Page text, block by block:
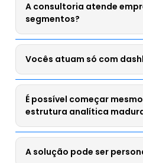
A consultoria atende
segmentos?
A Dataside apoia empresas
precisam extrair mais valor
uma operação analítica mais
Vocês atuam só com
Não. A atuação pode envolver
engenharia, arquitetura,
analítico contínuo.
É possível começar
estrutura analítica
Sim. A consultoria pode
iniciais até operações mais
A solução pode ser